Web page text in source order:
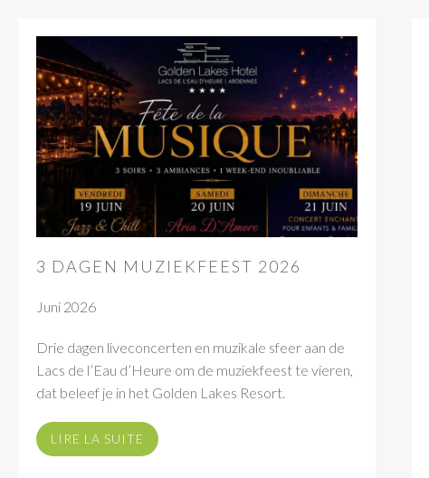
3 DAGEN MUZIEKFEEST 2026
Juni 2026
Drie dagen liveconcerten en muzikale sfeer aan de
Lacs de l’Eau d’Heure om de muziekfeest te vieren,
dat beleef je in het Golden Lakes Resort.
LIRE LA SUITE